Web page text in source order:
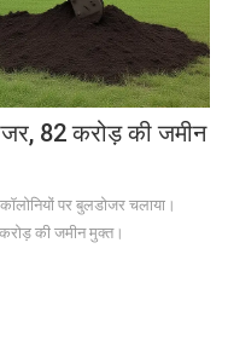
82 करोड़ की जमीन
पर बुलडोजर चलाया।
करोड़ की जमीन मुक्त।